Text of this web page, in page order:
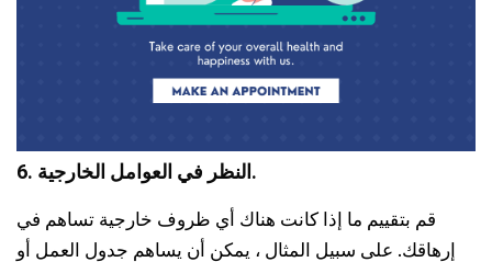
6. النظر في العوامل الخارجية.
قم بتقييم ما إذا كانت هناك أي ظروف خارجية تساهم في
إرهاقك. على سبيل المثال ، يمكن أن يساهم جدول العمل أو